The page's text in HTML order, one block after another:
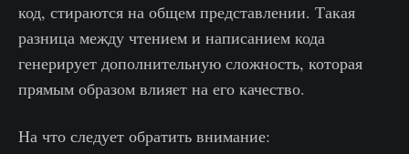
код, стираются на общем представлении. Такая
разница между чтением и написанием кода
генерирует дополнительную сложность, которая
прямым образом влияет на его качество.
На что следует обратить внимание: